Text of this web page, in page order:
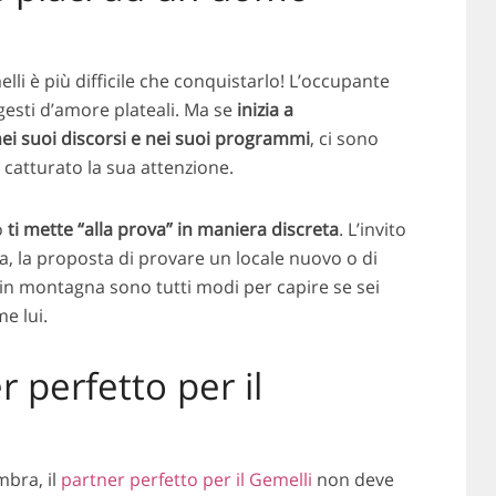
è più difficile che conquistarlo! L’occupante
d’amore plateali. Ma se inizia a
suoi discorsi e nei suoi programmi, ci sono
la sua attenzione.
ti mette “alla prova” in maniera discreta. L’invito
la proposta di provare un locale nuovo o di
montagna sono tutti modi per capire se sei
lui.
perfetto per il
il partner perfetto per il Gemelli non deve